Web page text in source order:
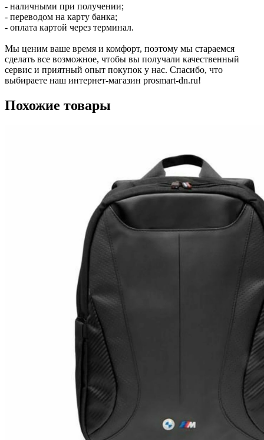
- наличными при получении;
- переводом на карту банка;
- оплата картой через терминал.
Мы ценим ваше время и комфорт, поэтому мы стараемся
сделать все возможное, чтобы вы получали качественный
сервис и приятный опыт покупок у нас. Спасибо, что
выбираете наш интернет-магазин prosmart-dn.ru!
Похожие товары